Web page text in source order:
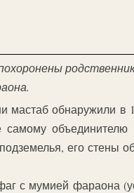
обнаружили в
его стены
с мумией фараона